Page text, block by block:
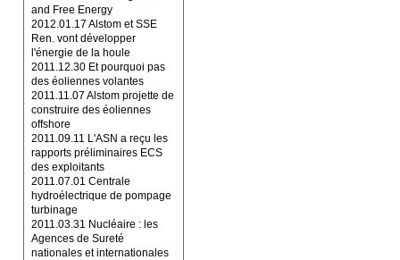
and Free Energy
2012.01.17 Alstom et SSE
Ren. vont développer
l'énergie de la houle
2011.12.30 Et pourquoi pas
des éoliennes volantes
2011.11.07 Alstom projette de
construire des éoliennes
offshore
2011.09.11 L'ASN a reçu les
rapports préliminaires ECS
des exploitants
2011.07.01 Centrale
hydroélectrique de pompage
turbinage
2011.03.31 Nucléaire : les
Agences de Sureté
nationales et internationales